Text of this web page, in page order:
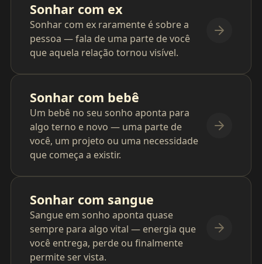
Sonhar com ex
Sonhar com ex raramente é sobre a
pessoa — fala de uma parte de você
que aquela relação tornou visível.
Sonhar com bebê
Um bebê no seu sonho aponta para
algo terno e novo — uma parte de
você, um projeto ou uma necessidade
que começa a existir.
Sonhar com sangue
Sangue em sonho aponta quase
sempre para algo vital — energia que
você entrega, perde ou finalmente
permite ser vista.